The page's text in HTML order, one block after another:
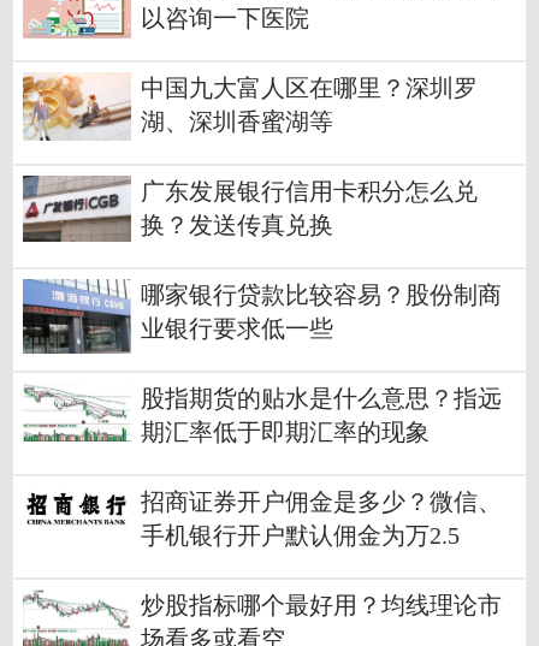
以咨询一下医院
中国九大富人区在哪里？深圳罗
湖、深圳香蜜湖等
广东发展银行信用卡积分怎么兑
换？发送传真兑换
哪家银行贷款比较容易？股份制商
业银行要求低一些
股指期货的贴水是什么意思？指远
期汇率低于即期汇率的现象
招商证券开户佣金是多少？微信、
手机银行开户默认佣金为万2.5
炒股指标哪个最好用？均线理论市
场看多或看空